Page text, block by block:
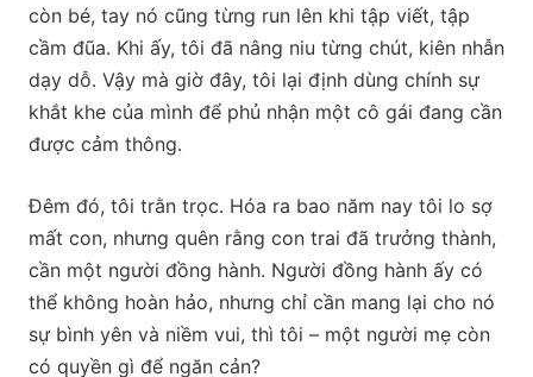
còn bé, tay nó cũng từng run lên khi tập viết, tập
cầm đũa. Khi ấy, tôi đã nâng niu từng chút, kiên nhẫn
dạy dỗ. Vậy mà giờ đây, tôi lại định dùng chính sự
khắt khe của mình để phủ nhận một cô gái đang cần
được cảm thông.
Đêm đó, tôi trằn trọc. Hóa ra bao năm nay tôi lo sợ
mất con, nhưng quên rằng con trai đã trưởng thành,
cần một người đồng hành. Người đồng hành ấy có
thể không hoàn hảo, nhưng chỉ cần mang lại cho nó
sự bình yên và niềm vui, thì tôi – một người mẹ còn
có quyền gì để ngăn cản?